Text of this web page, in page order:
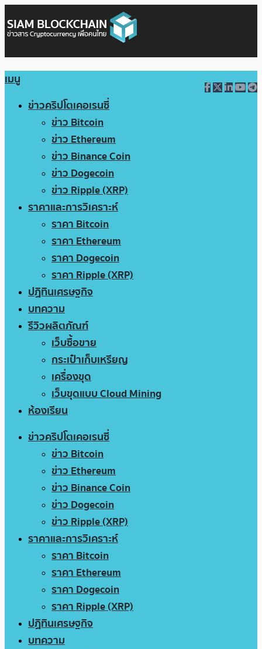
เมนู
ข่าวคริปโตเคอเรนซี่
ข่าว Bitcoin
ข่าว Ethereum
ข่าว Binance Coin
ข่าว Dogecoin
ข่าว Ripple (XRP)
ราคาและการวิเคราะห์
ราคา Bitcoin
ราคา Ethereum
ราคา Dogecoin
ราคา Ripple (XRP)
ปฏิทินเศรษฐกิจ
บทความ
รีวิวผลิตภัณฑ์
เว็บซื้อขาย
กระเป๋าเก็บเหรียญ
เครื่องขุด
เว็บขุดแบบ Cloud Mining
ห้องเรียน
ข่าวคริปโตเคอเรนซี่
ข่าว Bitcoin
ข่าว Ethereum
ข่าว Binance Coin
ข่าว Dogecoin
ข่าว Ripple (XRP)
ราคาและการวิเคราะห์
ราคา Bitcoin
ราคา Ethereum
ราคา Dogecoin
ราคา Ripple (XRP)
ปฏิทินเศรษฐกิจ
บทความ